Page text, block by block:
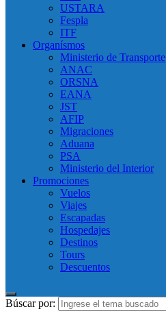
USTARA
Fespla
ITF
Organísmos
Ministerio de Transporte
ANAC
ORSNA
EANA
JST
AFIP
Migraciones
Aduana
PSA
Ministerio del Interior
Promociones
Vuelos
Viajes
Escapadas
Hospedajes
Destinos
Tours
Descuentos
Búscar por: